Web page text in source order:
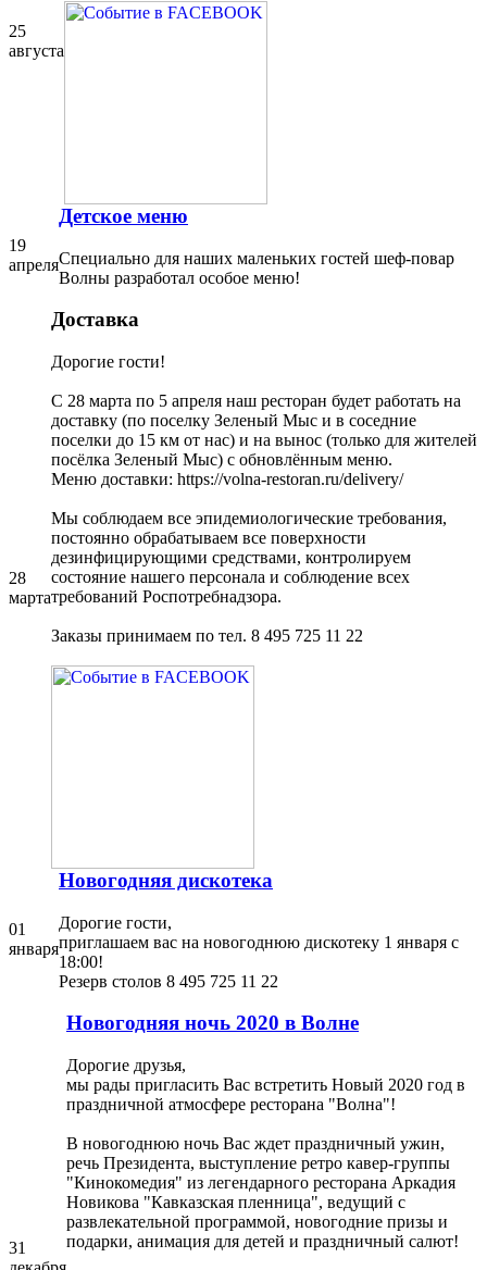
25
августа
19
апреля
Детское меню
Специально для наших маленьких гостей шеф-повар
Волны разработал особое меню!
28
марта
Доставка
Дорогие гости!
С 28 марта по 5 апреля наш ресторан будет работать на
доставку (по поселку Зеленый Мыс и в соседние
поселки до 15 км от нас) и на вынос (только для жителей
посёлка Зеленый Мыс) с обновлённым меню.
Меню доставки: https://volna-restoran.ru/delivery/
Мы соблюдаем все эпидемиологические требования,
постоянно обрабатываем все поверхности
дезинфицирующими средствами, контролируем
состояние нашего персонала и соблюдение всех
требований Роспотребнадзора.
Заказы принимаем по тел. 8 495 725 11 22
01
января
Новогодняя дискотека
Дорогие гости,
приглашаем вас на новогоднюю дискотеку 1 января c
18:00!
Резерв столов 8 495 725 11 22
31
Новогодняя ночь 2020 в Волне
Дорогие друзья,
мы рады пригласить Вас встретить Новый 2020 год в
праздничной атмосфере ресторана "Волна"!
В новогоднюю ночь Вас ждет праздничный ужин,
речь Президента, выступление ретро кавер-группы
"Кинокомедия" из легендарного ресторана Аркадия
Новикова "Кавказская пленница", ведущий с
развлекательной программой, новогодние призы и
подарки, анимация для детей и праздничный салют!